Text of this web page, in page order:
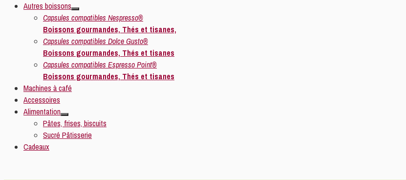
Autres boissons
Capsules compatibles Nespresso®
Boissons gourmandes, Thés et tisanes,
Capsules compatibles Dolce Gusto®
Boissons gourmandes, Thés et tisanes
Capsules compatibles Espresso Point®
Boissons gourmandes, Thés et tisanes
Machines à café
Accessoires
Alimentation
Pâtes, frises, biscuits
Sucré Pâtisserie
Cadeaux